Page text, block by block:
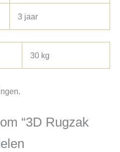
3 jaar
30 kg
“3D Rugzak